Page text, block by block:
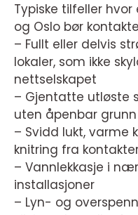
Typiske tilfeller
og Oslo bør
– Fullt eller delvis
lokaler, som ikke
nettselskapet
– Gjentatte utløste
uten åpenbar grunn
– Svidd lukt, varme
knitring fra
– Vannlekkasje i
installasjoner
– Lyn- og